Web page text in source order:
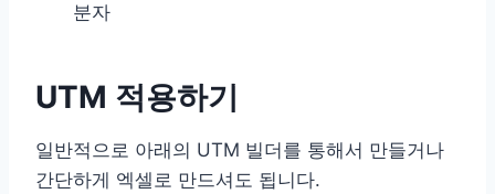
분자
UTM 적용하기
일반적으로 아래의 UTM 빌더를 통해서 만들거나
간단하게 엑셀로 만드셔도 됩니다.